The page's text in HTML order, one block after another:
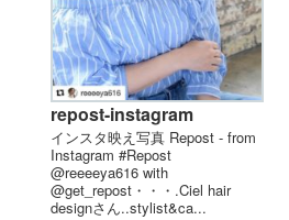
repost-instagram
インスタ映え写真 Repost - from
Instagram #Repost
@reeeeya616 with
@get_repost・・・.Ciel hair
designさん️..stylist&ca...